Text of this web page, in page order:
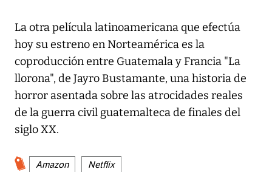
La otra película latinoamericana que efectúa
hoy su estreno en Norteamérica es la
coproducción entre Guatemala y Francia "La
llorona", de Jayro Bustamante, una historia de
horror asentada sobre las atrocidades reales
de la guerra civil guatemalteca de finales del
siglo XX.
Amazon Netflix